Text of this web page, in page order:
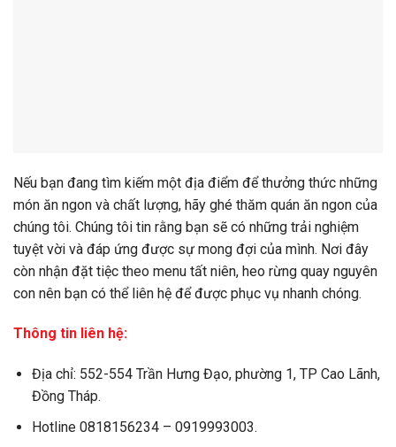
Nếu bạn đang tìm kiếm một địa điểm để thưởng thức những
món ăn ngon và chất lượng, hãy ghé thăm quán ăn ngon của
chúng tôi. Chúng tôi tin rằng bạn sẽ có những trải nghiệm
tuyệt vời và đáp ứng được sự mong đợi của mình. Nơi đây
còn nhận đặt tiệc theo menu tất niên, heo rừng quay nguyên
con nên bạn có thể liên hệ để được phục vụ nhanh chóng.
Thông tin liên hệ:
Địa chỉ: 552-554 Trần Hưng Đạo, phường 1, TP Cao Lãnh,
Đồng Tháp.
Hotline 0818156234 – 0919993003.